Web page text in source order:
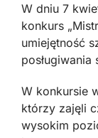
W dniu 7
konkurs
umiejętność
W konkursie
którzy zajęli
wysokim